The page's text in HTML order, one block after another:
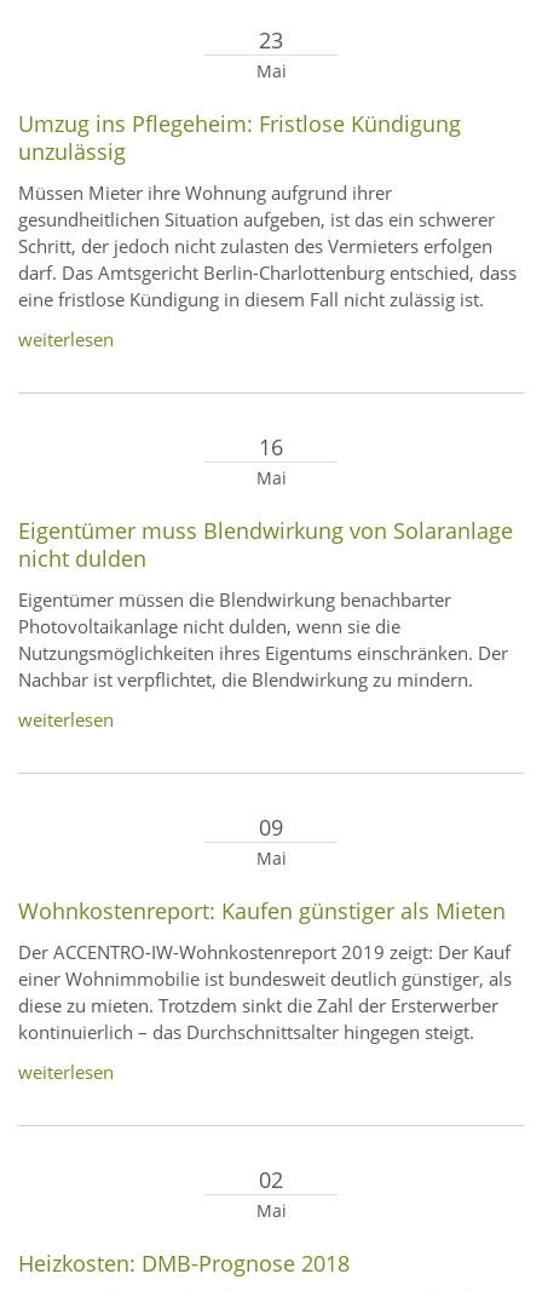
23
Mai
Umzug ins Pflegeheim: Fristlose Kündigung
unzulässig
Müssen Mieter ihre Wohnung aufgrund ihrer
gesundheitlichen Situation aufgeben, ist das ein schwerer
Schritt, der jedoch nicht zulasten des Vermieters erfolgen
darf. Das Amtsgericht Berlin-Charlottenburg entschied, dass
eine fristlose Kündigung in diesem Fall nicht zulässig ist.
weiterlesen
16
Mai
Eigentümer muss Blendwirkung von Solaranlage
nicht dulden
Eigentümer müssen die Blendwirkung benachbarter
Photovoltaikanlage nicht dulden, wenn sie die
Nutzungsmöglichkeiten ihres Eigentums einschränken. Der
Nachbar ist verpflichtet, die Blendwirkung zu mindern.
weiterlesen
09
Mai
Wohnkostenreport: Kaufen günstiger als Mieten
Der ACCENTRO-IW-Wohnkostenreport 2019 zeigt: Der Kauf
einer Wohnimmobilie ist bundesweit deutlich günstiger, als
diese zu mieten. Trotzdem sinkt die Zahl der Ersterwerber
kontinuierlich – das Durchschnittsalter hingegen steigt.
weiterlesen
02
Mai
Heizkosten: DMB-Prognose 2018